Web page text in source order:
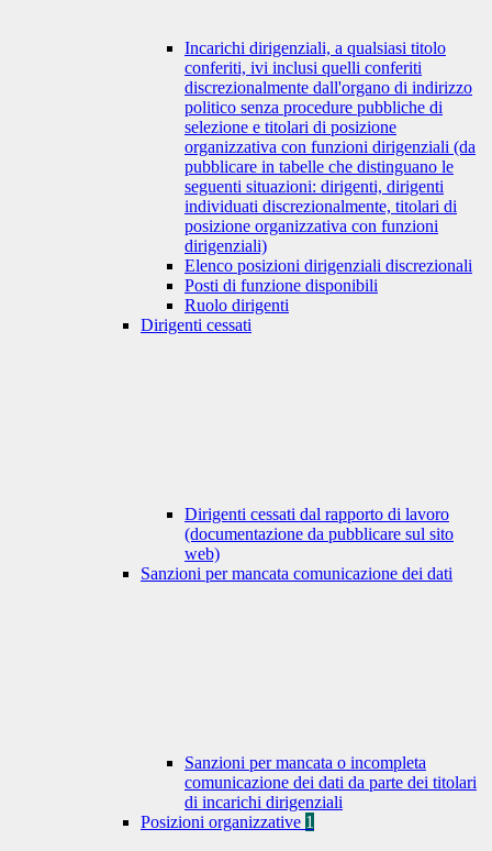
Incarichi dirigenziali, a qualsiasi titolo
conferiti, ivi inclusi quelli conferiti
discrezionalmente dall'organo di indirizzo
politico senza procedure pubbliche di
selezione e titolari di posizione
organizzativa con funzioni dirigenziali (da
pubblicare in tabelle che distinguano le
seguenti situazioni: dirigenti, dirigenti
individuati discrezionalmente, titolari di
posizione organizzativa con funzioni
dirigenziali)
Elenco posizioni dirigenziali discrezionali
Posti di funzione disponibili
Ruolo dirigenti
Dirigenti cessati
Dirigenti cessati dal rapporto di lavoro
(documentazione da pubblicare sul sito
web)
Sanzioni per mancata comunicazione dei dati
Sanzioni per mancata o incompleta
comunicazione dei dati da parte dei titolari
di incarichi dirigenziali
Posizioni organizzative 1